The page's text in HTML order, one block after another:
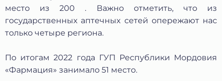
место из 200 . Важно отметить, что из
государственных аптечных сетей опережают нас
только четыре региона.
По итогам 2022 года ГУП Республики Мордовия
«Фармация» занимало 51 место.
КОММЕНТАРИИ